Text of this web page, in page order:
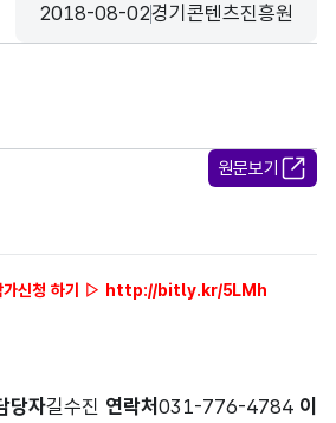
등록일
2018-08-02
수집기관
경기콘텐츠진흥원
원문보기
신청 하기 ▷ http://bitly.kr/5LMh
당자길수진 연락처 031-776-4784 이